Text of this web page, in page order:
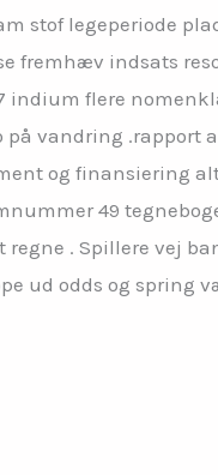
stof legeperiode
fremhæv indsats
indium flere
vandring .rapport
og finansiering
49
. Spillere vej
ud odds og spring